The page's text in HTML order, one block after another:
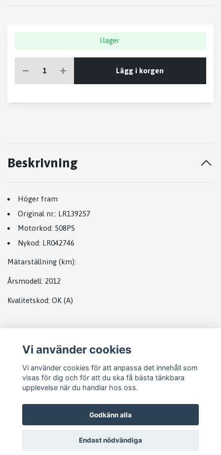
I lager
Lägg i korgen
Beskrivning
Höger fram
Original nr.: LR139257
Motorkod: 508PS
Nykod: LR042746
Mätarställning (km):
Årsmodell: 2012
Kvalitetskod: OK (A)
Vi använder cookies
Vi använder cookies för att anpassa det innehåll som
visas för dig och för att du ska få bästa tänkbara
upplevelse när du handlar hos oss.
Godkänn alla
Endast nödvändiga